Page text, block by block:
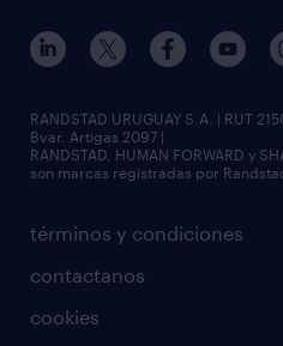
términos y condiciones
contactanos
cookies
RANDSTAD URUGUAY S.A. | RUT
Bvar. Artigas 2097 |
RANDSTAD, HUMAN FORWARD y
son marcas registradas por